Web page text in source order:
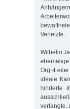
Verletzte.
Wilhelm
Org.-
ideale
hinderte
verlangte,